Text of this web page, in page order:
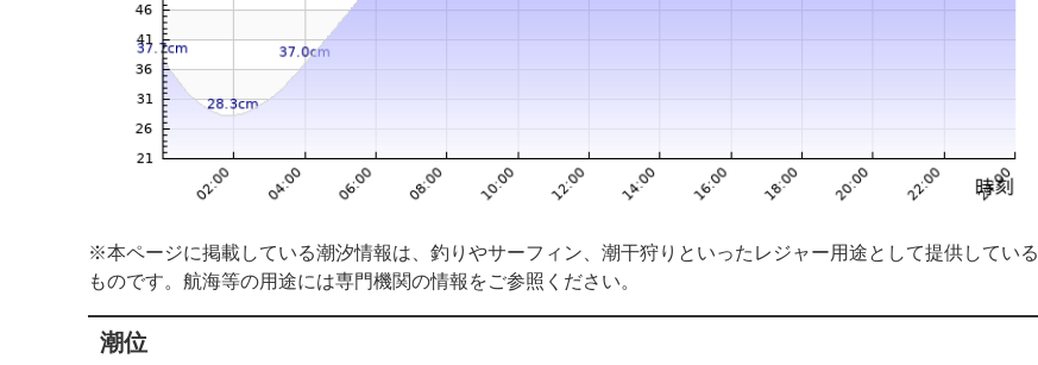
※本ページに掲載している潮汐情報は、釣りやサーフィン、潮干狩りといったレジャー用途として提供している
ものです。航海等の用途には専門機関の情報をご参照ください。
潮位